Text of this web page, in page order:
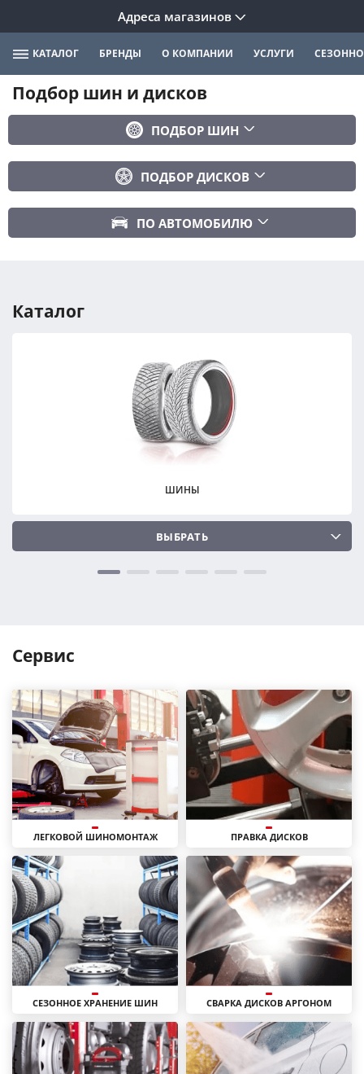
Адреса магазинов
КАТАЛОГ БРЕНДЫ О КОМПАНИИ УСЛУГИ
Подбор шин и дисков
ПОДБОР ШИН
Сбросить
ПОДБОР ДИСКОВ
ПОДОБРАТЬ
Сбросить
ПО АВТОМОБИЛЮ
Год авто
ПОДОБРАТЬ
Сбросить
Каталог
ШИНЫ
ВЫБРАТЬ
Сервис
ЛЕГКОВОЙ ШИНОМОНТАЖ ПРАВКА ДИСКОВ
СЕЗОННОЕ ХРАНЕНИЕ ШИН СВАРКА ДИСКОВ АРГОНОМ